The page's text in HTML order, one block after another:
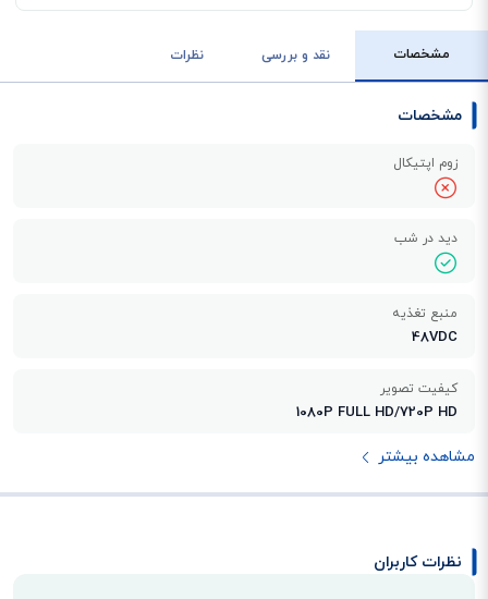
مشخصات نقد و بررسی نظرات
مشخصات
زوم اپتیکال
دید در شب
منبع تغذیه
48VDC
کیفیت تصویر
1080P FULL HD/720P HD
مشاهده بیشتر
نظرات کاربران